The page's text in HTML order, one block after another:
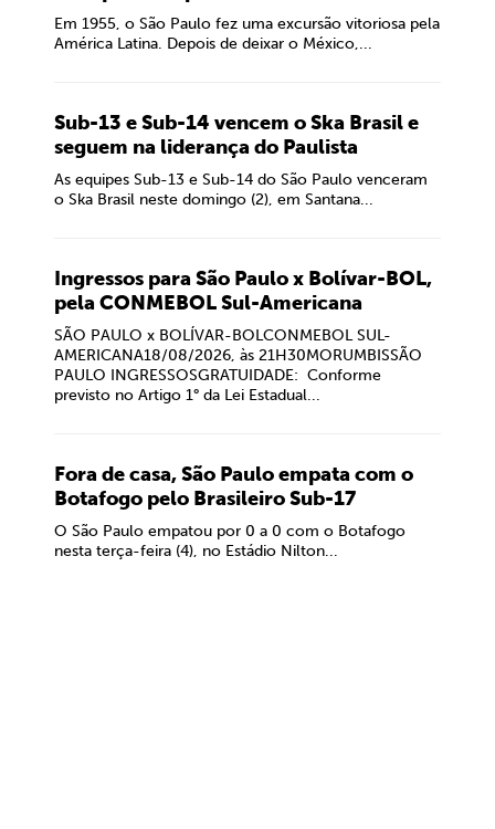
Em 1955, o São Paulo fez uma excursão vitoriosa pela
América Latina. Depois de deixar o México,...
Sub-13 e Sub-14 vencem o Ska Brasil e
seguem na liderança do Paulista
As equipes Sub-13 e Sub-14 do São Paulo venceram
o Ska Brasil neste domingo (2), em Santana...
Ingressos para São Paulo x Bolívar-BOL,
pela CONMEBOL Sul-Americana
SÃO PAULO x BOLÍVAR-BOLCONMEBOL SUL-
AMERICANA18/08/2026, às 21H30MORUMBISSÃO
PAULO INGRESSOSGRATUIDADE: Conforme
previsto no Artigo 1° da Lei Estadual...
Fora de casa, São Paulo empata com o
Botafogo pelo Brasileiro Sub-17
O São Paulo empatou por 0 a 0 com o Botafogo
nesta terça-feira (4), no Estádio Nilton...